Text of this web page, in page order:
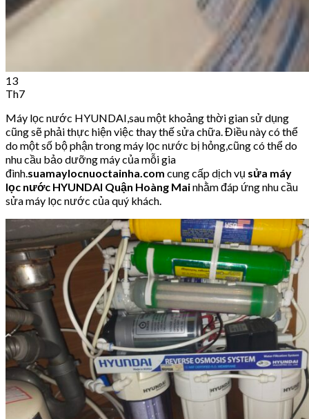
13
Th7
Máy lọc nước HYUNDAI,sau một khoảng thời gian sử dụng
cũng sẽ phải thực hiện việc thay thế sửa chữa. Điều này có thể
do một số bộ phận trong máy lọc nước bị hỏng,cũng có thể do
nhu cầu bảo dưỡng máy của mỗi gia
đình.suamaylocnuoctainha.com cung cấp dịch vụ sửa máy
lọc nước HYUNDAI Quận Hoàng Mainhằm đáp ứng nhu cầu
sửa máy lọc nước của quý khách.